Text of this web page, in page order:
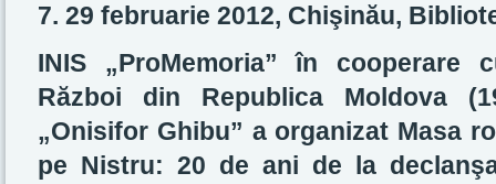
7. 29 februarie 2012, Chişinău,
INIS „ProMemoria” în cooperare
Război din Republica Moldova
„Onisifor Ghibu” a organizat Masa
pe Nistru: 20 de ani de la